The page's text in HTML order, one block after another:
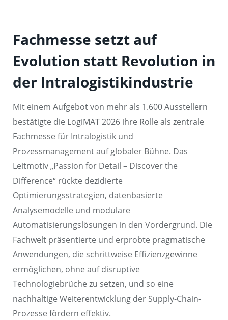
Fachmesse setzt auf
Evolution statt Revolution in
der Intralogistikindustrie
Mit einem Aufgebot von mehr als 1.600 Ausstellern
bestätigte die LogiMAT 2026 ihre Rolle als zentrale
Fachmesse für Intralogistik und
Prozessmanagement auf globaler Bühne. Das
Leitmotiv „Passion for Detail – Discover the
Difference“ rückte dezidierte
Optimierungsstrategien, datenbasierte
Analysemodelle und modulare
Automatisierungslösungen in den Vordergrund. Die
Fachwelt präsentierte und erprobte pragmatische
Anwendungen, die schrittweise Effizienzgewinne
ermöglichen, ohne auf disruptive
Technologiebrüche zu setzen, und so eine
nachhaltige Weiterentwicklung der Supply-Chain-
Prozesse fördern effektiv.